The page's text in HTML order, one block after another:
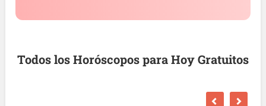
Todos los Horóscopos para Hoy Gratuitos